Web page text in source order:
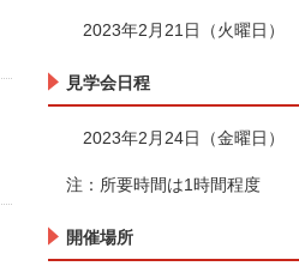
2023年2月21日（火曜日）
見学会日程
2023年2月24日（金曜日）
注：所要時間は1時間程度
開催場所